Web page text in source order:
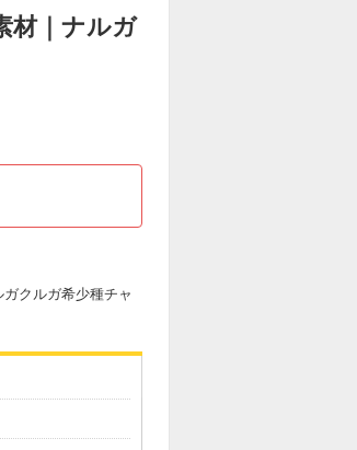
材｜ナルガ
クルガ希少種チャ